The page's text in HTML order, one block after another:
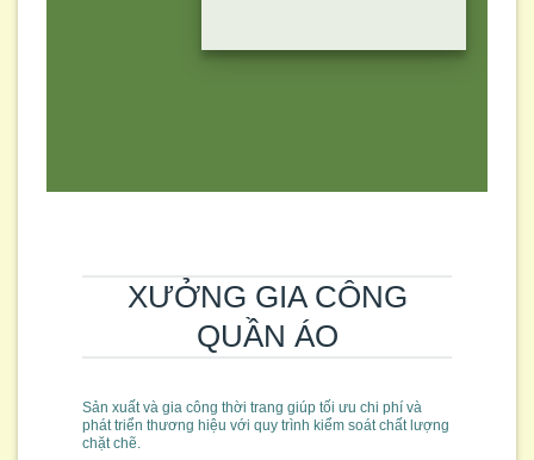
XƯỞNG GIA CÔNG
QUẦN ÁO
Sản xuất và gia công thời trang giúp tối ưu chi phí và
phát triển thương hiệu với quy trình kiểm soát chất lượng
chặt chẽ.